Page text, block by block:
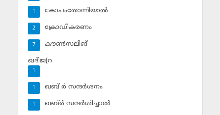
കോപംതോന്നിയാല്‍
1
ക്രോഡീകരണം
2
കൗണ്‍സലിങ്‌
7
ഖദീജ(റ
1
ഖബ് ര്‍ സന്ദര്‍ശനം
1
ഖബ്ര്‍ സന്ദര്‍ശിച്ചാല്‍
1